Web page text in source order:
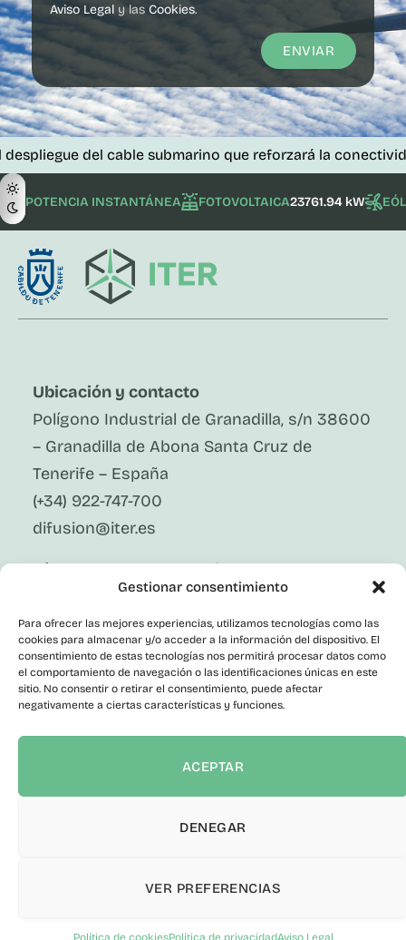
Gestionar consentimiento
Para ofrecer las mejores experiencias, utilizamos tecnologías como las
cookies para almacenar y/o acceder a la información del dispositivo. El
consentimiento de estas tecnologías nos permitirá procesar datos como
el comportamiento de navegación o las identificaciones únicas en este
sitio. No consentir o retirar el consentimiento, puede afectar
negativamente a ciertas características y funciones.
ACEPTAR
DENEGAR
VER PREFERENCIAS
Política de cookiesPolítica de privacidadAviso Legal
Aviso Legal y las Cookies.
ENVIAR
del cable submarino que reforzará la conectividad de las
POTENCIA INSTANTÁNEA FOTOVOLTAICA23761.94 kW
Ubicación y contacto
Polígono Industrial de Granadilla, s/n 38600
– Granadilla de Abona Santa Cruz de
Tenerife – España
(+34) 922-747-700
difusion@iter.es
Síguenos En Redes Sociales
X
Instagram
Youtube
Corporativo
Contacto
Canal del Informante